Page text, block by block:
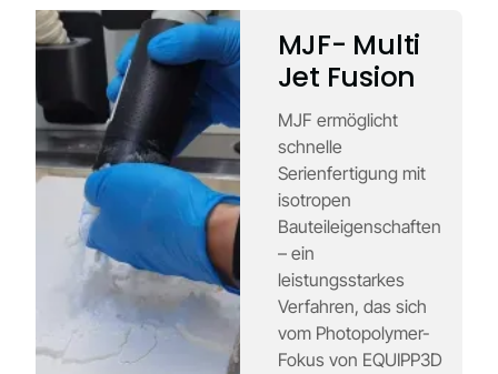
MJF- Multi
Jet Fusion
MJF ermöglicht
schnelle
Serienfertigung mit
isotropen
Bauteileigenschaften
– ein
leistungsstarkes
Verfahren, das sich
vom Photopolymer-
Fokus von EQUIPP3D